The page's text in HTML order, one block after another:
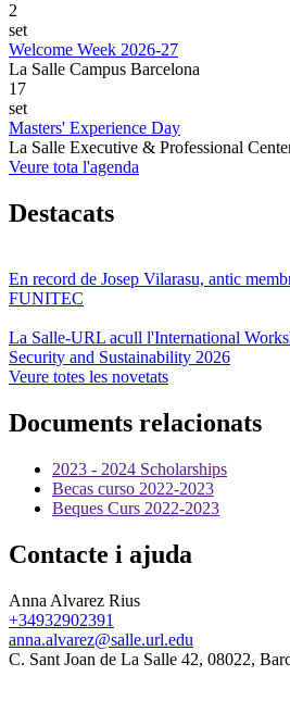
2
set
Welcome Week 2026-27
La Salle Campus Barcelona
17
set
Masters' Experience Day
La Salle Executive & Professional
Veure tota l'agenda
Destacats
En record de Josep Vilarasu, antic
FUNITEC
La Salle-URL acull l'International
Security and Sustainability 2026
Veure totes les novetats
Documents relacionats
2023 - 2024 Scholarships
Becas curso 2022-2023
Beques Curs 2022-2023
Contacte i ajuda
Anna Alvarez Rius
+34932902391
anna.alvarez@salle.url.edu
C. Sant Joan de La Salle 42, 08022,